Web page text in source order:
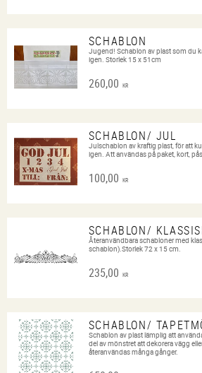
SCHABLON
Jugend! Schablon av plast som du
igen. Storlek 15 x 51cm
260,00 KR
SCHABLON/ JUL
Julschablon av kraftig plast, för att
igen. Att användas på paket, kort,
100,00 KR
SCHABLON/
Återanvändbara schabloner med
schablon).Storlek 72 x 15 cm.
235,00 KR
SCHABLON/
Schablon av plast lämplig att
del av mönstret att dekorera vägg
återanvändas många gånger.